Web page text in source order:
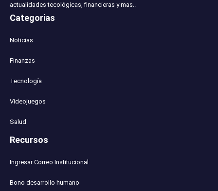
actualidades tecológicas, financieras y mas..
Categorias
Noticias
Finanzas
Tecnología
Videojuegos
Salud
Recursos
Ingresar Correo Institucional
Bono desarrollo humano